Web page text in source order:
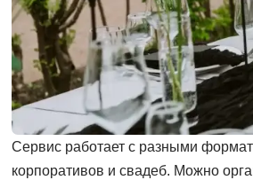
Сервис работает с разными
корпоративов и свадеб. Можно